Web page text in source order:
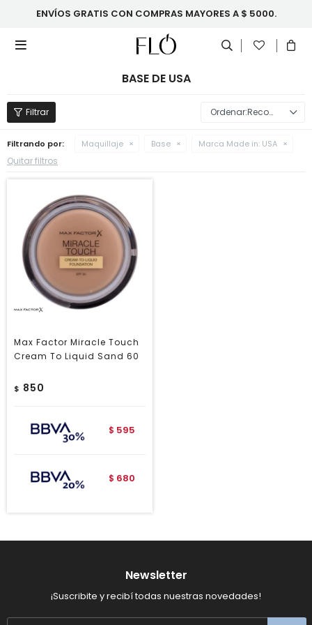
ENVÍOS GRATIS CON COMPRAS MAYORES A $ 5000.

BASE DE USA
Recomendados
Filtrando por: Maquillaje Base Marca Made in: USA
Quitar filtros
Max Factor Miracle Touch
Cream To Liquid Sand 60
$ 850
$ 595
$ 680
Newsletter
¡Suscribite y recibí todas nuestras novedades!